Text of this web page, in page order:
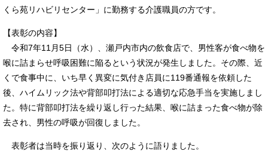
くら苑リハビリセンター」に勤務する介護職員の方です。
【表彰の内容】
令和7年11月5日（水）、瀬戸内市内の飲食店で、男性客が食べ物を
喉に詰まらせ呼吸困難に陥るという状況が発生しました。その際、近
くで食事中に、いち早く異変に気付き店員に119番通報を依頼した
後、ハイムリック法や背部叩打法による適切な応急手当を実施しまし
た。特に背部叩打法を繰り返し行った結果、喉に詰まった食べ物が除
去され、男性の呼吸が回復しました。
表彰者は当時を振り返り、次のように語りました。